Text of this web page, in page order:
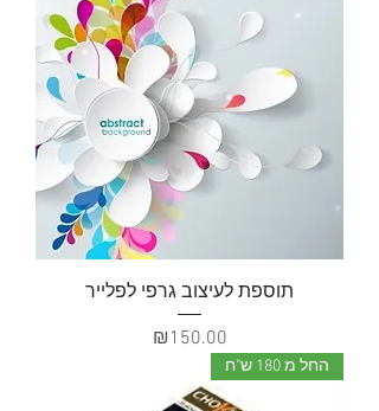
תוספת לעיצוב גרפי לפלייר
מחיר
₪150.00
החל מ 180 ש"ח